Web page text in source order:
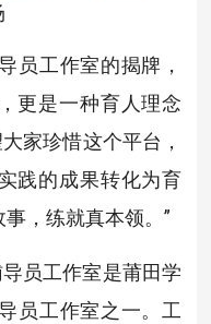
员工作室的揭牌，
更是一种育人理念
家珍惜这个平台，
践的成果转化为育
，练就真本领。”
员工作室是莆田学
员工作室之一。工